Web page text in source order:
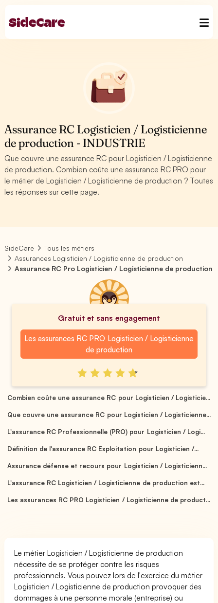
Assurance RC Logisticien / Logisticienne
de production - INDUSTRIE
Que couvre une assurance RC pour Logisticien / Logisticienne
de production. Combien coûte une assurance RC PRO pour
le métier de Logisticien / Logisticienne de production ? Toutes
les réponses sur cette page.
SideCare
Tous les métiers
Assurances Logisticien / Logisticienne de production
Assurance RC Pro Logisticien / Logisticienne de production
Gratuit et sans engagement
Les assurances RC PRO Logisticien / Logisticienne
de production
Combien coûte une assurance RC pour Logisticien / Logisticie...
Que couvre une assurance RC pour Logisticien / Logisticienne...
L'assurance RC Professionnelle (PRO) pour Logisticien / Logi...
Définition de l'assurance RC Exploitation pour Logisticien /...
Assurance défense et recours pour Logisticien / Logisticienn...
L'assurance RC Logisticien / Logisticienne de production est...
Les assurances RC PRO Logisticien / Logisticienne de product...
Le métier Logisticien / Logisticienne de production
nécessite de se protéger contre les risques
professionnels. Vous pouvez lors de l'exercice du métier
Logisticien / Logisticienne de production provoquer des
dommages à une personne morale (entreprise) ou